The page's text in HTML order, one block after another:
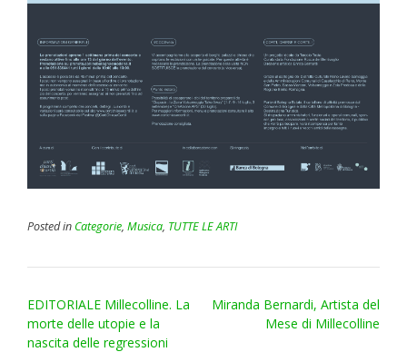
Posted in Categorie, Musica, TUTTE LE ARTI
Post
navigation
EDITORIALE Millecolline. La
morte delle utopie e la
nascita delle regressioni
Miranda Bernardi, Artista del
Mese di Millecolline